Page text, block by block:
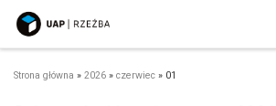
Przejdź do treści
Strona główna » 2026 » czerwiec » 01